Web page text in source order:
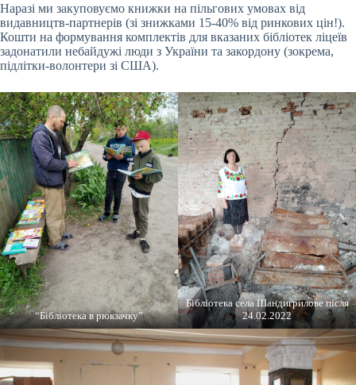
Наразі ми закуповуємо книжки на пільгових умовах від
видавництв-партнерів (зі знижками 15-40% від ринкових цін!).
Кошти на формування комплектів для вказаних бібліотек ліцеїв
задонатили небайдужі люди з України та закордону (зокрема,
підлітки-волонтери зі США).
“Бібліотека в рюкзачку”
Бібліотека села Шандигрилове після
24.02.2022